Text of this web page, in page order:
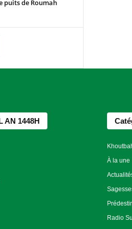
puits de Roumah
AN 1448H
À la une
Radio